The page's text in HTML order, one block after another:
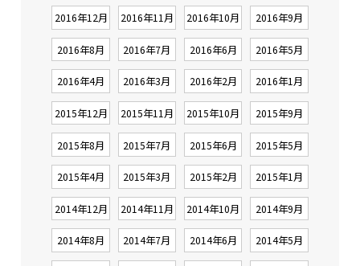
2016年12月 2016年11月 2016年10月 2016年9月
2016年8月 2016年7月 2016年6月 2016年5月
2016年4月 2016年3月 2016年2月 2016年1月
2015年12月 2015年11月 2015年10月 2015年9月
2015年8月 2015年7月 2015年6月 2015年5月
2015年4月 2015年3月 2015年2月 2015年1月
2014年12月 2014年11月 2014年10月 2014年9月
2014年8月 2014年7月 2014年6月 2014年5月